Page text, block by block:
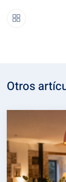
Otros